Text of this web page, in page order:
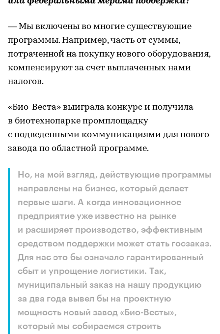
— Мы включены во многие существующие
программы. Например, часть от суммы,
потраченной на покупку нового оборудования,
компенсируют за счет выплаченных нами
налогов.
«Био-Веста» выиграла конкурс и получила
в биотехнопарке промплощадку
с подведенными коммуникациями для нового
завода по областной программе.
Но, на мой взгляд, действующие программы
направлены на бизнес, который делает
первые шаги. А когда инновационное
предприятие уже известно на рынке
и расширяет производство, эффективным
средством поддержки может стать госзаказ.
Для нас это бы означало гарантированный
сбыт и упрощение логистики. Так,
муниципальный заказ на нашу продукцию
за два года вывел бы на проектную
мощность новый завод «Био-Весты»,
который мы собираемся строить